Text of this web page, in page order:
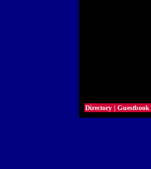
Directory | Guestbook